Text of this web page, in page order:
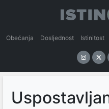
Obećanja Dosljednost Istinitost